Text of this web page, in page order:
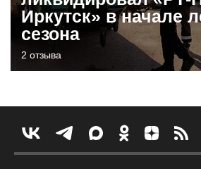
Иркутск» в начале
сезона
2 отзыва